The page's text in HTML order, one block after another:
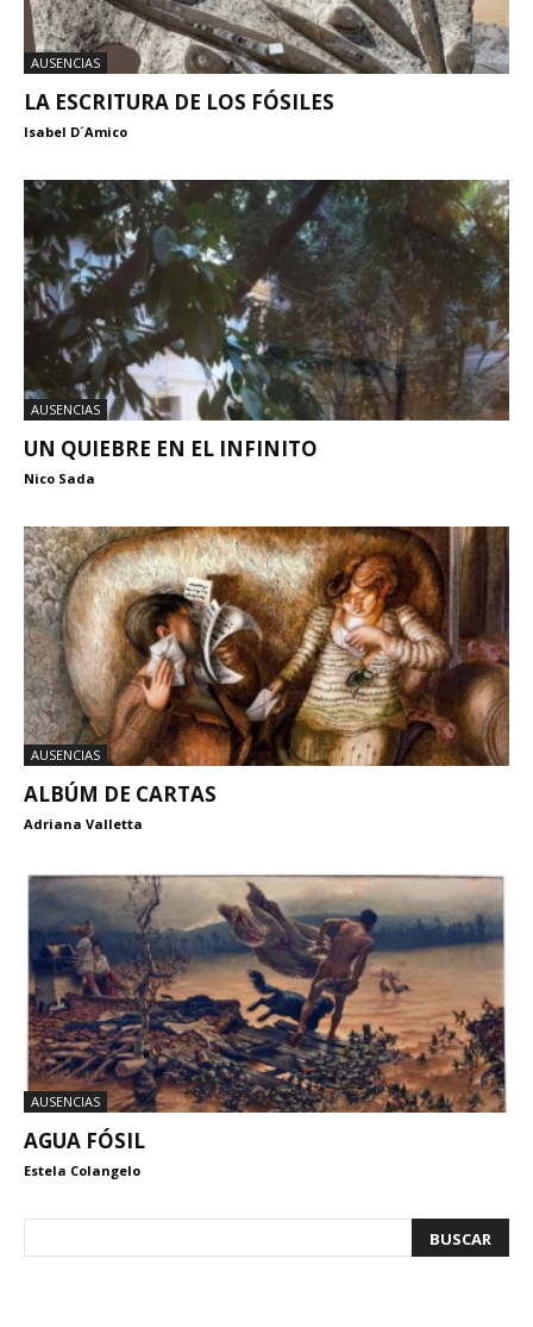
AUSENCIAS
LA ESCRITURA DE LOS FÓSILES
Isabel D´Amico
AUSENCIAS
UN QUIEBRE EN EL INFINITO
Nico Sada
AUSENCIAS
ALBÚM DE CARTAS
Adriana Valletta
AUSENCIAS
AGUA FÓSIL
Estela Colangelo